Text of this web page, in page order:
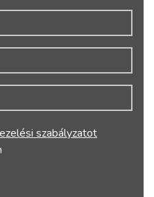
szabályzatot